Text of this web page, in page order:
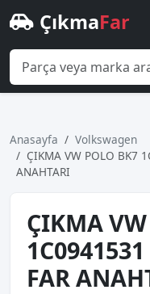
ÇıkmaFar
Anasayfa
Volkswagen
ÇIKMA VW POLO BK7
ANAHTARI
ÇIKMA
FAR